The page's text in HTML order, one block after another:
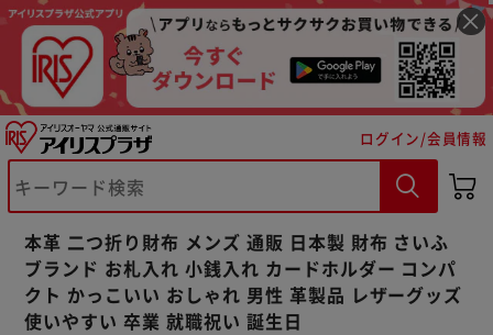
ログイン/会員情報
本革 二つ折り財布 メンズ 通販 日本製 財布 さいふ
ブランド お札入れ 小銭入れ カードホルダー コンパ
クト かっこいい おしゃれ 男性 革製品 レザーグッズ
使いやすい 卒業 就職祝い 誕生日
※ご確認ください
カートに入れる 購入手続きへ